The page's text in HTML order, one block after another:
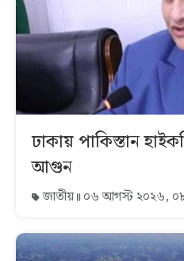
ঢাকায় পাকিস্তান
আগুন
জাতীয় ০৬ আগস্ট ২০২৬,